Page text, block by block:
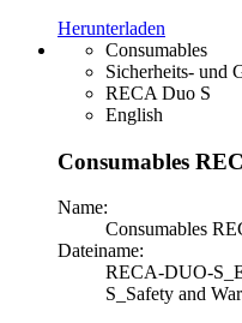
Herunterladen
Consumables
Sicherheits- und
RECA Duo S
English
Consumables
Name:
Consumables
Dateiname:
RECA-DUO-
S_Safety and